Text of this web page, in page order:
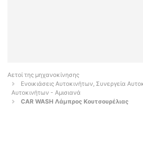
Αετοί της μηχανοκίνησης
Ενοικιάσεις Αυτοκινήτων, Συνεργεία
Αυτοκινήτων - Αμισιανά
CAR WASH Λάμπρος Κουτσουρέλιας